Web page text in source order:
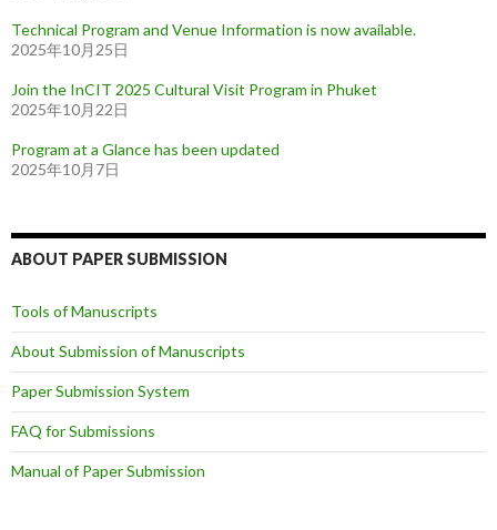
Technical Program and Venue Information is now available.
2025年10月25日
Join the InCIT 2025 Cultural Visit Program in Phuket
2025年10月22日
Program at a Glance has been updated
2025年10月7日
ABOUT PAPER SUBMISSION
Tools of Manuscripts
About Submission of Manuscripts
Paper Submission System
FAQ for Submissions
Manual of Paper Submission